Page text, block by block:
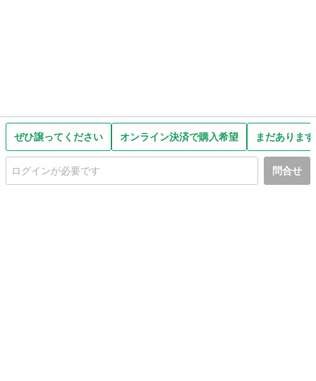
ぜひ譲ってください オンライン決済で購入希望 まだありま
問合せ